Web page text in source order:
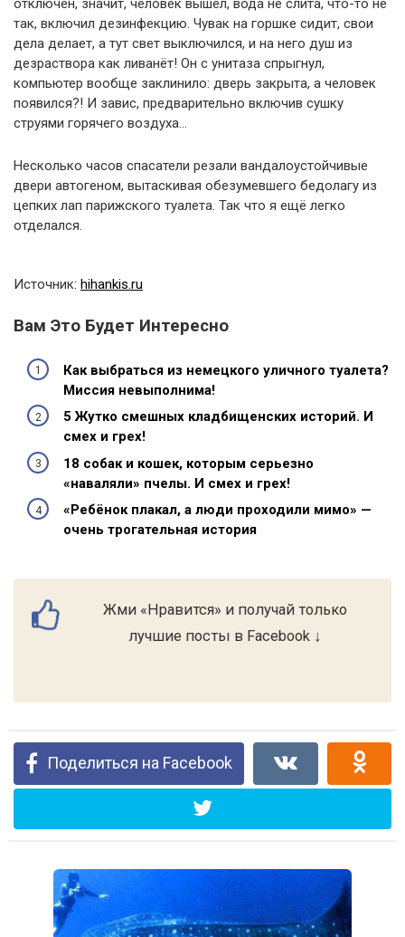
отключен, значит, человек вышел, вода не слита, что-то не
так, включил дезинфекцию. Чувак на горшке сидит, свои
дела делает, а тут свет выключился, и на него душ из
дезраствора как ливанёт! Он с унитаза спрыгнул,
компьютер вообще заклинило: дверь закрыта, а человек
появился?! И завис, предварительно включив сушку
струями горячего воздуха…
Несколько часов спасатели резали вандалоустойчивые
двери автогеном, вытаскивая обезумевшего бедолагу из
цепких лап парижского туалета. Так что я ещё легко
отделался.
Источник: hihankis.ru
Вам Это Будет Интересно
Как выбраться из немецкого уличного туалета?
Миссия невыполнима!
5 Жутко смешных кладбищенских историй. И
смех и грех!
18 собак и кошек, которым серьезно
«наваляли» пчелы. И смех и грех!
«Ребёнок плакал, а люди проходили мимо» —
очень трогательная история
Жми «Нравится» и получай только
лучшие посты в Facebook ↓
Поделиться на Facebook